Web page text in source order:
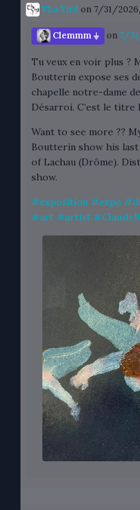
Tha Yird on 7/31/
Clemmm ⏚ on 7/
Tu veux en voir plus ?
Boutterin expose ses
chapelle notre-dame
Désarroi. C’est le titre
Want to see more ??
Boutterin show his
of Lachau (Drôme).
show.
#exposition #expo #
#art #artist #